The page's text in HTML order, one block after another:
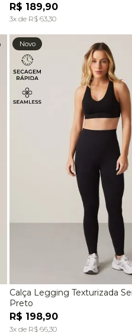
R$ 189,90
3x de R$ 63,30
Novo
P
Calça Legging Texturizada
Preto
R$ 198,90
3x de R$ 66,30